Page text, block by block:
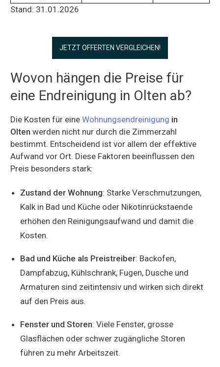
Stand: 31.01.2026
JETZT OFFERTEN VERGLEICHEN!
Wovon hängen die Preise für
eine Endreinigung in Olten ab?
Die Kosten für eine Wohnungsendreinigung in
Olten werden nicht nur durch die Zimmerzahl
bestimmt. Entscheidend ist vor allem der effektive
Aufwand vor Ort. Diese Faktoren beeinflussen den
Preis besonders stark:
Zustand der Wohnung: Starke Verschmutzungen,
Kalk in Bad und Küche oder Nikotinrückstaende
erhöhen den Reinigungsaufwand und damit die
Kosten.
Bad und Küche als Preistreiber: Backofen,
Dampfabzug, Kühlschrank, Fugen, Dusche und
Armaturen sind zeitintensiv und wirken sich direkt
auf den Preis aus.
Fenster und Storen: Viele Fenster, grosse
Glasflächen oder schwer zugängliche Storen
führen zu mehr Arbeitszeit.